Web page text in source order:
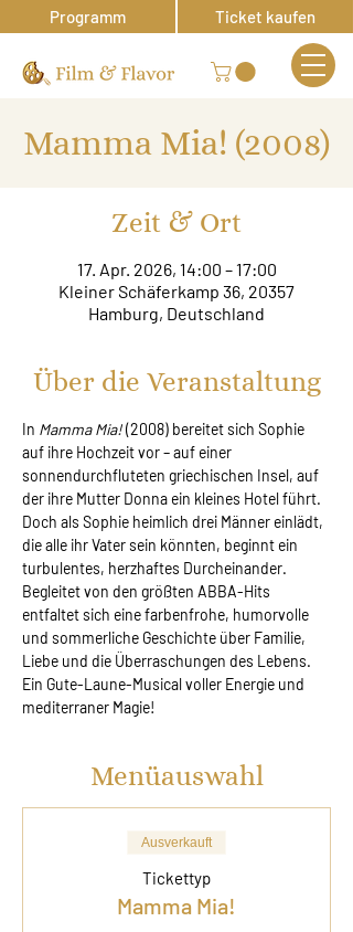
Programm Ticket kaufen
Mamma Mia! (2008)
Zeit & Ort
17. Apr. 2026, 14:00 – 17:00
Kleiner Schäferkamp 36, 20357
Hamburg, Deutschland
Über die Veranstaltung
In Mamma Mia! (2008) bereitet sich Sophie
auf ihre Hochzeit vor – auf einer
sonnendurchfluteten griechischen Insel, auf
der ihre Mutter Donna ein kleines Hotel führt.
Doch als Sophie heimlich drei Männer einlädt,
die alle ihr Vater sein könnten, beginnt ein
turbulentes, herzhaftes Durcheinander.
Begleitet von den größten ABBA-Hits
entfaltet sich eine farbenfrohe, humorvolle
und sommerliche Geschichte über Familie,
Liebe und die Überraschungen des Lebens.
Ein Gute-Laune-Musical voller Energie und
mediterraner Magie!
Menüauswahl
Ausverkauft
Tickettyp
Mamma Mia!